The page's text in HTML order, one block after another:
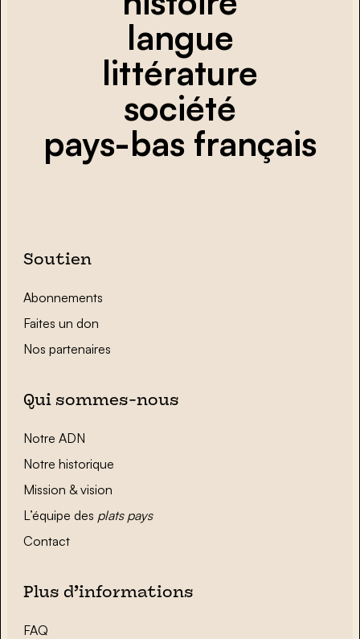
langue
littérature
société
pays-bas français
Soutien
Abonnements
Faites un don
Nos partenaires
Qui sommes-nous
Notre ADN
Notre historique
Mission & vision
L’équipe des plats pays
Contact
Plus d’informations
FAQ